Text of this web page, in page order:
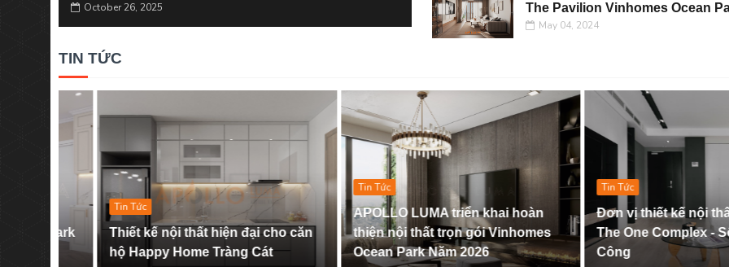
October 26, 2025
The Pavilion Vinhomes Ocean
May 04, 2024
TIN TỨC
Tin Tức
Thiết kế nội thất hiện đại cho căn
hộ Happy Home Tràng Cát
APOLLO LUMA triển khai hoàn
thiện nội thất trọn gói Vinhomes
Ocean Park Năm 2026
Tin Tức
Đơn vị thiết kế nội thất uy
The One Complex - Số 1
Công